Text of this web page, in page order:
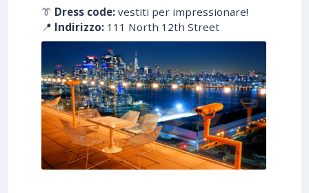
👔 Dress code: vestiti per impressionare!
📍 Indirizzo: 111 North 12th Street